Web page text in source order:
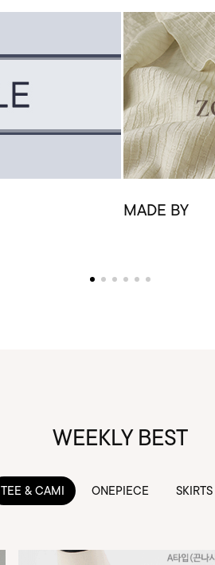
MADE BY
WEEKLY BEST
TEE & CAMI ONEPIECE SKIRTS